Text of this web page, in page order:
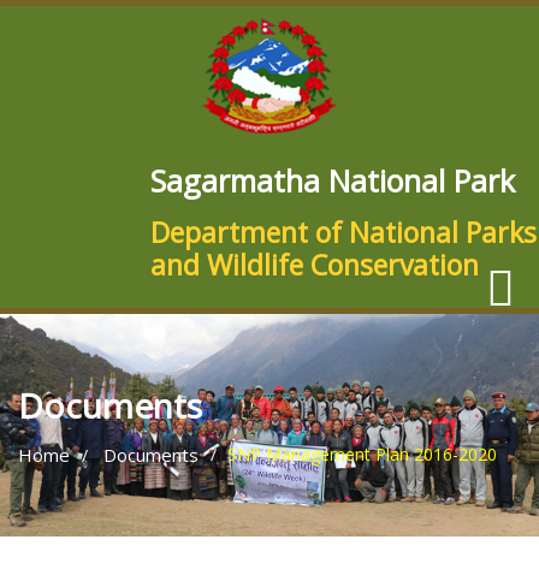
Sagarmatha National Park
Department of National Parks
and Wildlife Conservation
Documents
Home Documents SNP Management Plan 2016-2020